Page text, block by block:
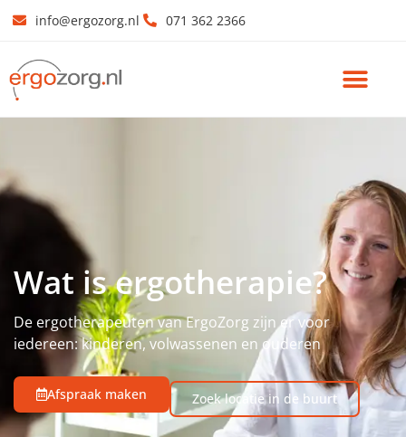
info@ergozorg.nl 071 362 2366
Wat is ergotherapie?
De ergotherapeuten van ErgoZorg zijn er voor
iedereen: kinderen, volwassenen en ouderen
Afspraak maken Zoek locatie in de buurt